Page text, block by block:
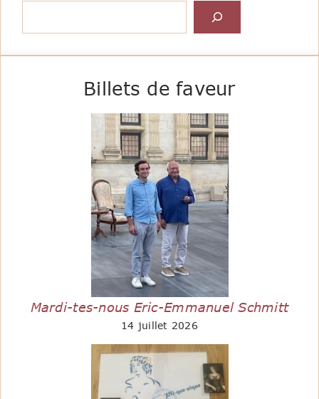
Billets de faveur
Mardi-tes-nous Eric-Emmanuel Schmitt
14 juillet 2026